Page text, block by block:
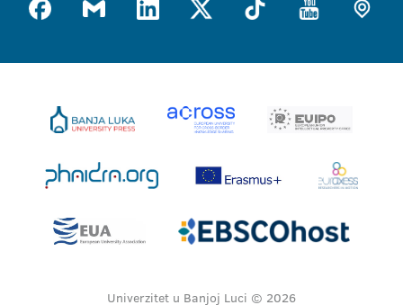
Univerzitet u Banjoj Luci © 2026